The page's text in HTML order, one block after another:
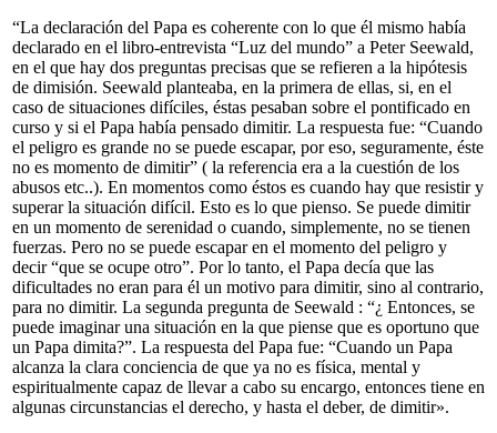
“La declaración del Papa es coherente con lo que él mismo había
declarado en el libro-entrevista “Luz del mundo” a Peter Seewald,
en el que hay dos preguntas precisas que se refieren a la hipótesis
de dimisión. Seewald planteaba, en la primera de ellas, si, en el
caso de situaciones difíciles, éstas pesaban sobre el pontificado en
curso y si el Papa había pensado dimitir. La respuesta fue: “Cuando
el peligro es grande no se puede escapar, por eso, seguramente, éste
no es momento de dimitir” ( la referencia era a la cuestión de los
abusos etc..). En momentos como éstos es cuando hay que resistir y
superar la situación difícil. Esto es lo que pienso. Se puede dimitir
en un momento de serenidad o cuando, simplemente, no se tienen
fuerzas. Pero no se puede escapar en el momento del peligro y
decir “que se ocupe otro”. Por lo tanto, el Papa decía que las
dificultades no eran para él un motivo para dimitir, sino al contrario,
para no dimitir. La segunda pregunta de Seewald : “¿ Entonces, se
puede imaginar una situación en la que piense que es oportuno que
un Papa dimita?”. La respuesta del Papa fue: “Cuando un Papa
alcanza la clara conciencia de que ya no es física, mental y
espiritualmente capaz de llevar a cabo su encargo, entonces tiene en
algunas circunstancias el derecho, y hasta el deber, de dimitir».